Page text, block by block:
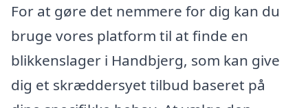
For at gøre det nemmere for dig kan du
bruge vores platform til at finde en
blikkenslager i Handbjerg, som kan give
dig et skræddersyet tilbud baseret på